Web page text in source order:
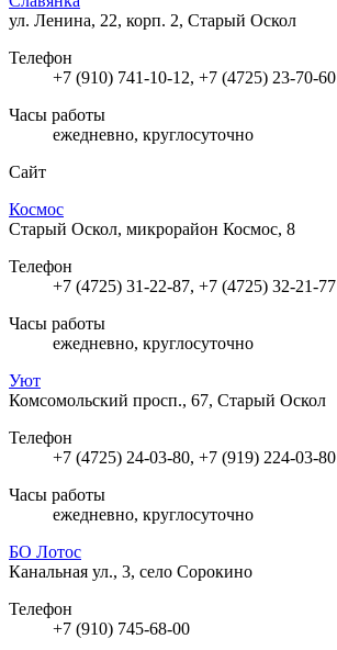
ул. Ленина, 22, корп. 2, Старый Оскол
Телефон
+7 (910) 741-10-12, +7 (4725) 23-70-60
Часы работы
ежедневно, круглосуточно
Сайт
Космос
Старый Оскол, микрорайон Космос, 8
Телефон
+7 (4725) 31-22-87, +7 (4725) 32-21-77
Часы работы
ежедневно, круглосуточно
Уют
Комсомольский просп., 67, Старый Оскол
Телефон
+7 (4725) 24-03-80, +7 (919) 224-03-80
Часы работы
ежедневно, круглосуточно
БО Лотос
Канальная ул., 3, село Сорокино
Телефон
+7 (910) 745-68-00